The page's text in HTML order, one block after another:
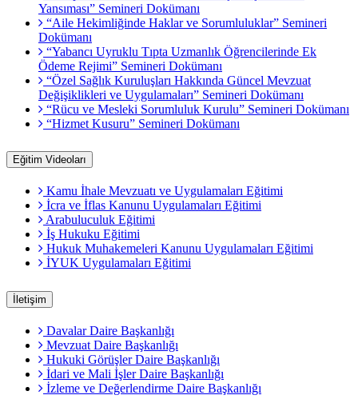
Yansıması” Semineri Dokümanı
“Aile Hekimliğinde Haklar ve Sorumluluklar” Semineri
Dokümanı
“Yabancı Uyruklu Tıpta Uzmanlık Öğrencilerinde Ek
Ödeme Rejimi” Semineri Dokümanı
“Özel Sağlık Kuruluşları Hakkında Güncel Mevzuat
Değişiklikleri ve Uygulamaları” Semineri Dokümanı
“Rücu ve Mesleki Sorumluluk Kurulu” Semineri Dokümanı
“Hizmet Kusuru” Semineri Dokümanı
Eğitim Videoları
Kamu İhale Mevzuatı ve Uygulamaları Eğitimi
İcra ve İflas Kanunu Uygulamaları Eğitimi
Arabuluculuk Eğitimi
İş Hukuku Eğitimi
Hukuk Muhakemeleri Kanunu Uygulamaları Eğitimi
İYUK Uygulamaları Eğitimi
İletişim
Davalar Daire Başkanlığı
Mevzuat Daire Başkanlığı
Hukuki Görüşler Daire Başkanlığı
İdari ve Mali İşler Daire Başkanlığı
İzleme ve Değerlendirme Daire Başkanlığı